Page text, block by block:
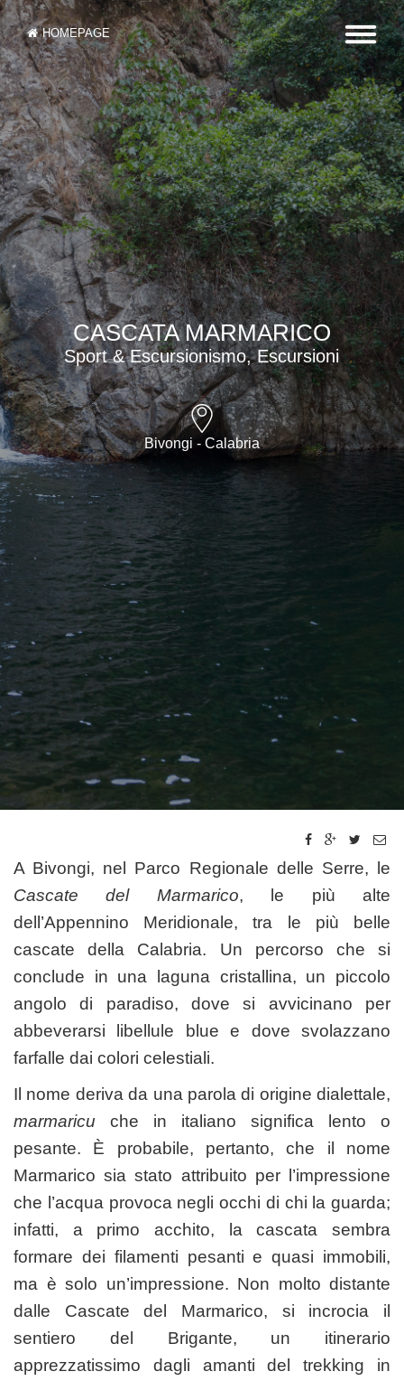
HOMEPAGE
CASCATA MARMARICO
Sport & Escursionismo, Escursioni
Bivongi - Calabria
A Bivongi, nel Parco Regionale delle Serre, le
Cascate del Marmarico, le più alte
dell’Appennino Meridionale, tra le più belle
cascate della Calabria. Un percorso che si
conclude in una laguna cristallina, un piccolo
angolo di paradiso, dove si avvicinano per
abbeverarsi libellule blue e dove svolazzano
farfalle dai colori celestiali.
Il nome deriva da una parola di origine dialettale,
marmaricu che in italiano significa lento o
pesante. È probabile, pertanto, che il nome
Marmarico sia stato attribuito per l’impressione
che l’acqua provoca negli occhi di chi la guarda;
infatti, a primo acchito, la cascata sembra
formare dei filamenti pesanti e quasi immobili,
ma è solo un’impressione. Non molto distante
dalle Cascate del Marmarico, si incrocia il
sentiero del Brigante, un itinerario
apprezzatissimo dagli amanti del trekking in